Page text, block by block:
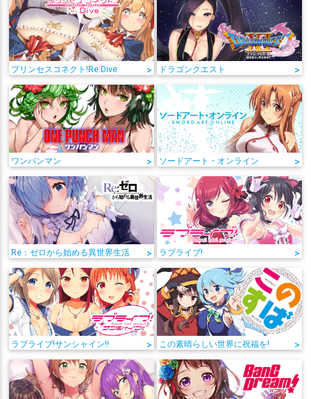
プリンセスコネクト!Re:Dive > ドラゴンクエスト >
ワンパンマン > ソードアート・オンライン >
Re：ゼロから始める異世界生活 > ラブライブ! >
ラブライブ!サンシャイン!! > この素晴らしい世界に祝福を! >